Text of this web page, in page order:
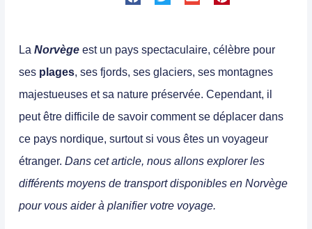
La Norvège est un pays spectaculaire, célèbre pour
ses plages, ses fjords, ses glaciers, ses montagnes
majestueuses et sa nature préservée. Cependant, il
peut être difficile de savoir comment se déplacer dans
ce pays nordique, surtout si vous êtes un voyageur
étranger. Dans cet article, nous allons explorer les
différents moyens de transport disponibles en Norvège
pour vous aider à planifier votre voyage.